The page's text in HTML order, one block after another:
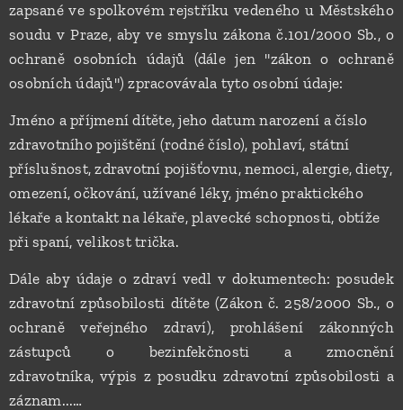
zapsané ve spolkovém rejstříku vedeného u Městského
soudu v Praze, aby ve smyslu zákona č.101/2000 Sb., o
ochraně osobních údajů (dále jen "zákon o ochraně
osobních údajů") zpracovávala tyto osobní údaje:
Jméno a příjmení dítěte, jeho datum narození a číslo
zdravotního pojištění (rodné číslo), pohlaví, státní
příslušnost, zdravotní pojišťovnu, nemoci, alergie, diety,
omezení, očkování, užívané léky, jméno praktického
lékaře a kontakt na lékaře, plavecké schopnosti, obtíže
při spaní, velikost trička.
Dále aby údaje o zdraví vedl v dokumentech: posudek
zdravotní způsobilosti dítěte (Zákon č. 258/2000 Sb., o
ochraně veřejného zdraví), prohlášení zákonných
zástupců o bezinfekčnosti a zmocnění
zdravotníka, výpis z posudku zdravotní způsobilosti a
záznam...…